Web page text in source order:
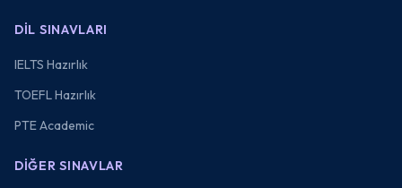
DIL SINAVLARI
IELTS Hazırlık
TOEFL Hazırlık
PTE Academic
DIĞER SINAVLAR